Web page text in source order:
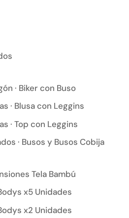
· Biker con Buso
· Blusa con Leggins
· Top con Leggins
· Busos y Busos Cobija
Tela Bambú
x5 Unidades
x2 Unidades